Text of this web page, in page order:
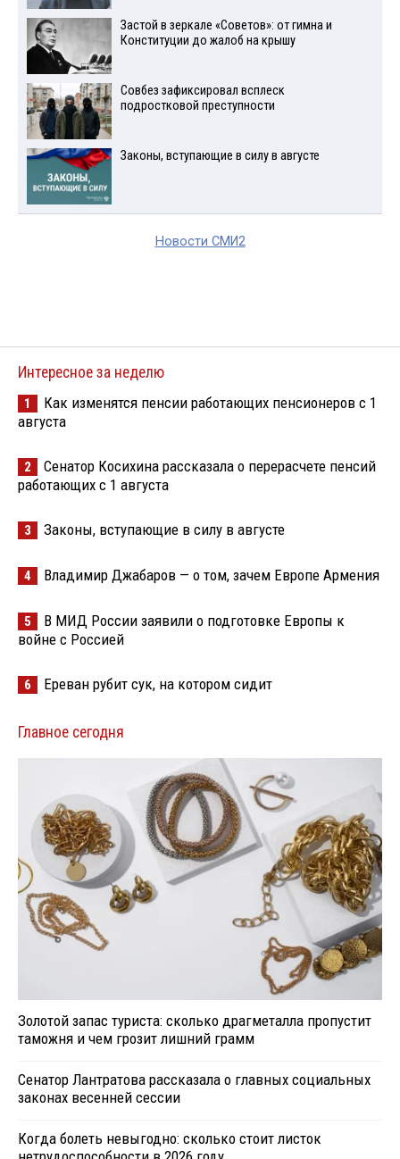
Застой в зеркале «Советов»: от гимна и
Конституции до жалоб на крышу
Совбез зафиксировал всплеск
подростковой преступности
Законы, вступающие в силу в августе
Новости СМИ2
Интересное за неделю
1
Как изменятся пенсии работающих пенсионеров с 1
августа
2
Сенатор Косихина рассказала о перерасчете пенсий
работающих с 1 августа
3 Законы, вступающие в силу в августе
4 Владимир Джабаров — о том, зачем Европе Армения
5
В МИД России заявили о подготовке Европы к
войне с Россией
6 Ереван рубит сук, на котором сидит
Главное сегодня
Золотой запас туриста: сколько драгметалла пропустит
таможня и чем грозит лишний грамм
Сенатор Лантратова рассказала о главных социальных
законах весенней сессии
Когда болеть невыгодно: сколько стоит листок